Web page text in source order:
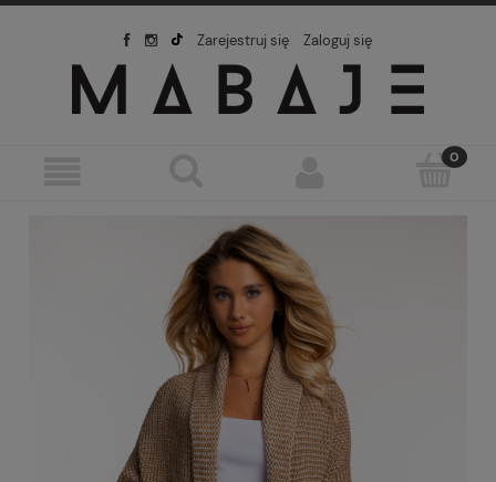
Zarejestruj się Zaloguj się